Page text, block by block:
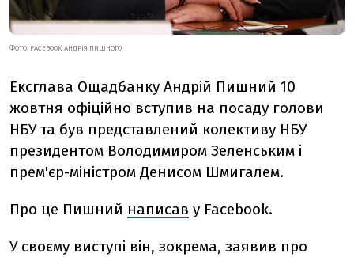
ФОТО: FACEBOOK АНДРІЯ ПИШНОГО
Ексглава Ощадбанку Андрій Пишний 10
жовтня офіційно вступив на посаду голови
НБУ та був представлений колективу НБУ
президентом Володимиром Зеленським і
прем'єр-міністром Денисом Шмигалем.
Про це Пишний написав у Facebook.
У своєму виступі він, зокрема, заявив про